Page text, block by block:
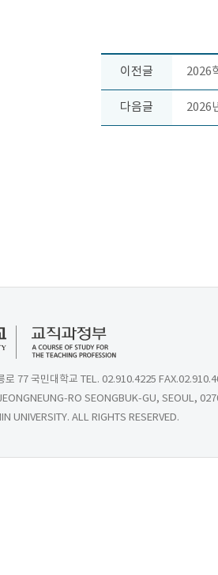
이전글 2026
다음글 2026
로 77 국민대학교 TEL. 02.910.4225
RO SEONGBUK-GU, SEOUL,
UNIVERSITY. ALL RIGHTS RESERVED.